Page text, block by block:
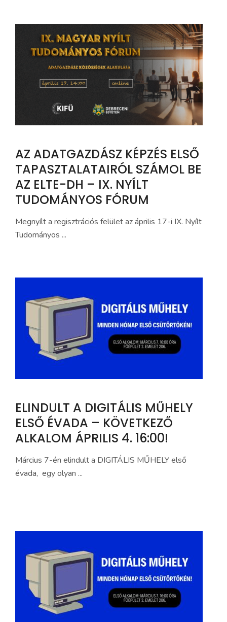
AZ ADATGAZDÁSZ KÉPZÉS ELSŐ
TAPASZTALATAIRÓL SZÁMOL BE
AZ ELTE-DH – IX. NYÍLT
TUDOMÁNYOS FÓRUM
Megnyílt a regisztrációs felület az április 17-i IX. Nyílt
Tudományos ...
ELINDULT A DIGITÁLIS MŰHELY
ELSŐ ÉVADA – KÖVETKEZŐ
ALKALOM ÁPRILIS 4. 16:00!
Március 7-én elindult a DIGITÁLIS MŰHELY első
évada, egy olyan ...